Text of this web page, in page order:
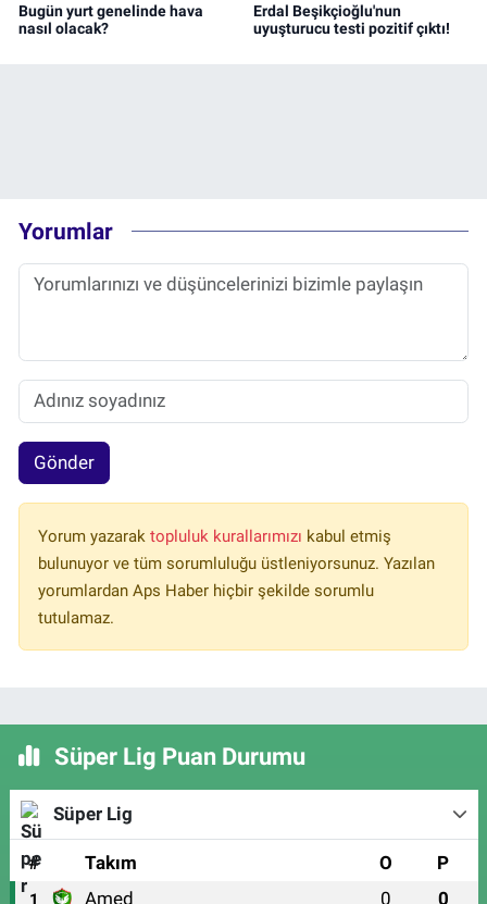
Bugün yurt genelinde hava
nasıl olacak?
Erdal Beşikçioğlu'nun
uyuşturucu testi pozitif çıktı!
Yorumlar
Gönder
Yorum yazarak topluluk kurallarımızı kabul etmiş
bulunuyor ve tüm sorumluluğu üstleniyorsunuz. Yazılan
yorumlardan Aps Haber hiçbir şekilde sorumlu
tutulamaz.
Süper Lig Puan Durumu
Süper Lig
# Takım O P
1 Amed 0 0